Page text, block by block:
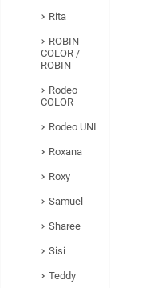
Rita
ROBIN
COLOR /
ROBIN
Rodeo
COLOR
Rodeo UNI
Roxana
Roxy
Samuel
Sharee
Sisi
Teddy